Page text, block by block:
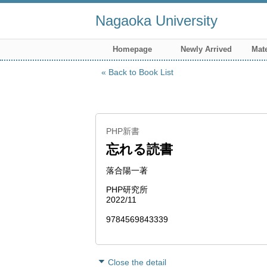
Nagaoka University
Homepage Newly Arrived
Back to Book List
PHP新書
忘れる読書
落合陽一著
PHP研究所
2022/11
9784569843339
Close the detail